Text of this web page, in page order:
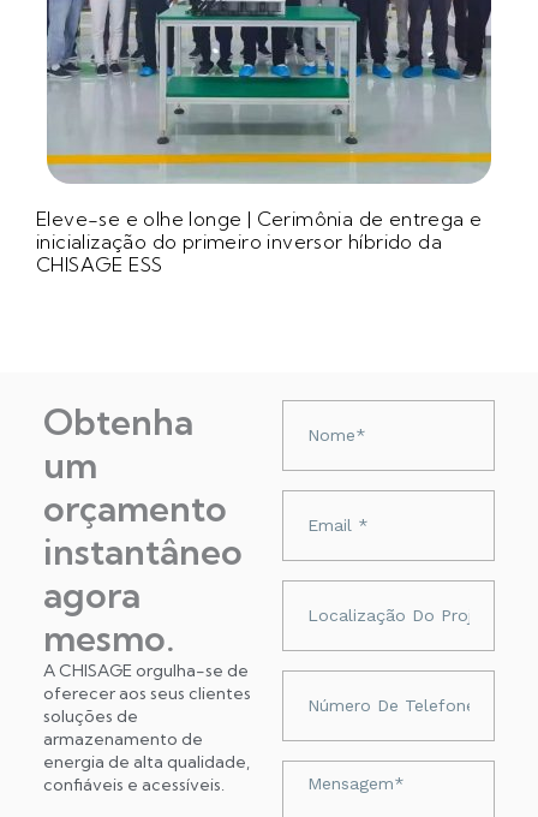
Eleve-se e olhe longe | Cerimônia de entrega e
inicialização do primeiro inversor híbrido da
CHISAGE ESS
Obtenha
um
orçamento
instantâneo
agora
mesmo.
A CHISAGE orgulha-se de
oferecer aos seus clientes
soluções de
armazenamento de
energia de alta qualidade,
confiáveis ​​e acessíveis.
telefonu